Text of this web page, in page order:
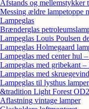
Afstands og mellemstykker
Messing ældre lampetoppe
Lampeglas
Brænderglas
Lampeglas Louis Poulsen
Lampeglas Holmegaard
Lampeglas med center hul
Lampeglas med gribekant
Lampeglas med
Lampeglas til lysthus lamper
&tradition Light Forest
Aflastning vintage lamper